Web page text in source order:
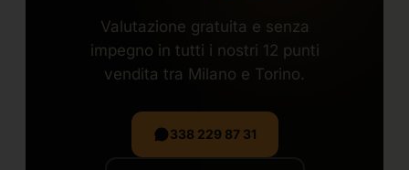
Valutazione gratuita e senza
impegno in tutti i nostri 12 punti
vendita tra Milano e Torino.
338 229 87 31